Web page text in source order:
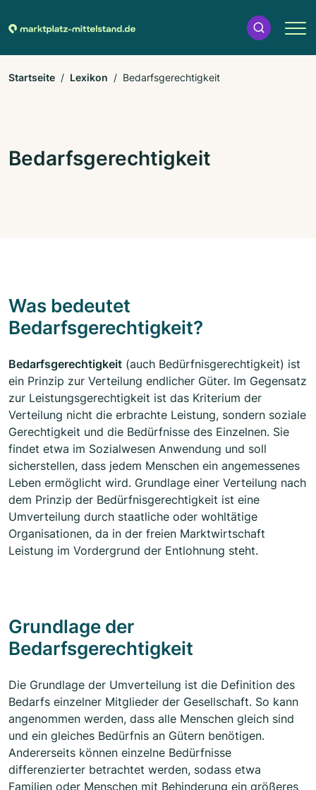
Startseite Lexikon Bedarfsgerechtigkeit
Bedarfsgerechtigkeit
Was bedeutet
Bedarfsgerechtigkeit?
Bedarfsgerechtigkeit (auch Bedürfnisgerechtigkeit) ist
ein Prinzip zur Verteilung endlicher Güter. Im Gegensatz
zur Leistungsgerechtigkeit ist das Kriterium der
Verteilung nicht die erbrachte Leistung, sondern soziale
Gerechtigkeit und die Bedürfnisse des Einzelnen. Sie
findet etwa im Sozialwesen Anwendung und soll
sicherstellen, dass jedem Menschen ein angemessenes
Leben ermöglicht wird. Grundlage einer Verteilung nach
dem Prinzip der Bedürfnisgerechtigkeit ist eine
Umverteilung durch staatliche oder wohltätige
Organisationen, da in der freien Marktwirtschaft
Leistung im Vordergrund der Entlohnung steht.
Grundlage der
Bedarfsgerechtigkeit
Die Grundlage der Umverteilung ist die Definition des
Bedarfs einzelner Mitglieder der Gesellschaft. So kann
angenommen werden, dass alle Menschen gleich sind
und ein gleiches Bedürfnis an Gütern benötigen.
Andererseits können einzelne Bedürfnisse
differenzierter betrachtet werden, sodass etwa
Familien oder Menschen mit Behinderung ein größeres